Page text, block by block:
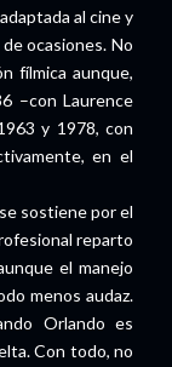
al cine y
ocasiones. No
fílmica aunque,
–con Laurence
y 1978, con
en el
sostiene por el
reparto
el manejo
menos audaz.
Orlando es
Con todo, no